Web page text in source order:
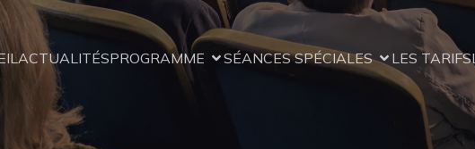
ACTUALITÉSPROGRAMME SÉANCES SPÉCIALES LES TARIFS